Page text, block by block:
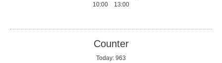
10:00 13:00
Counter
Today: 963